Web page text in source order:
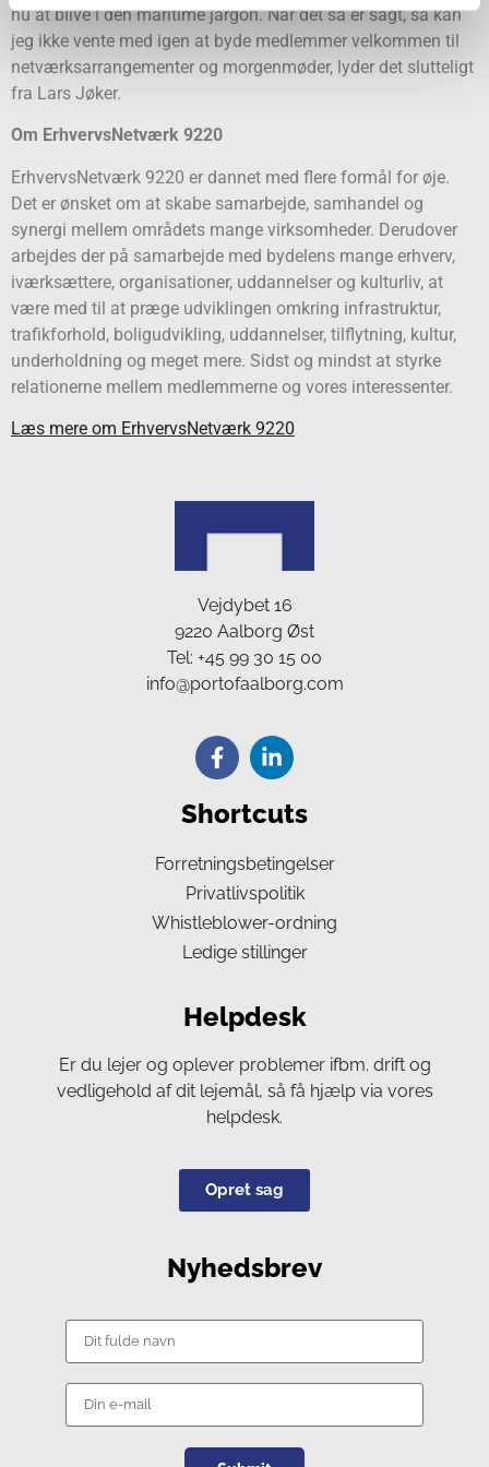
nu at blive i den maritime jargon. Når det så er sagt, så kan
jeg ikke vente med igen at byde medlemmer velkommen til
netværksarrangementer og morgenmøder, lyder det slutteligt
fra Lars Jøker.
Om ErhvervsNetværk 9220
ErhvervsNetværk 9220 er dannet med flere formål for øje.
Det er ønsket om at skabe samarbejde, samhandel og
synergi mellem områdets mange virksomheder. Derudover
arbejdes der på samarbejde med bydelens mange erhverv,
iværksættere, organisationer, uddannelser og kulturliv, at
være med til at præge udviklingen omkring infrastruktur,
trafikforhold, boligudvikling, uddannelser, tilflytning, kultur,
underholdning og meget mere. Sidst og mindst at styrke
relationerne mellem medlemmerne og vores interessenter.
Læs mere om ErhvervsNetværk 9220
Vejdybet 16
9220 Aalborg Øst
Tel: +45 99 30 15 00
info@portofaalborg.com
Shortcuts
Forretningsbetingelser
Privatlivspolitik
Whistleblower-ordning
Ledige stillinger
Helpdesk
Er du lejer og oplever problemer ifbm. drift og
vedligehold af dit lejemål, så få hjælp via vores
helpdesk.
Opret sag
Nyhedsbrev